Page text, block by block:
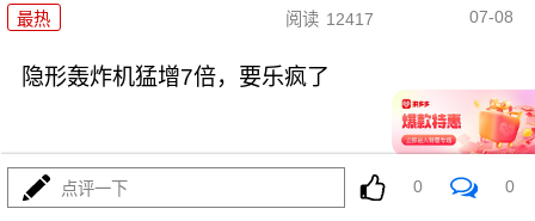
最热 阅读 12417 07-08
隐形轰炸机猛增7倍，要乐疯了
点评一下 0 0